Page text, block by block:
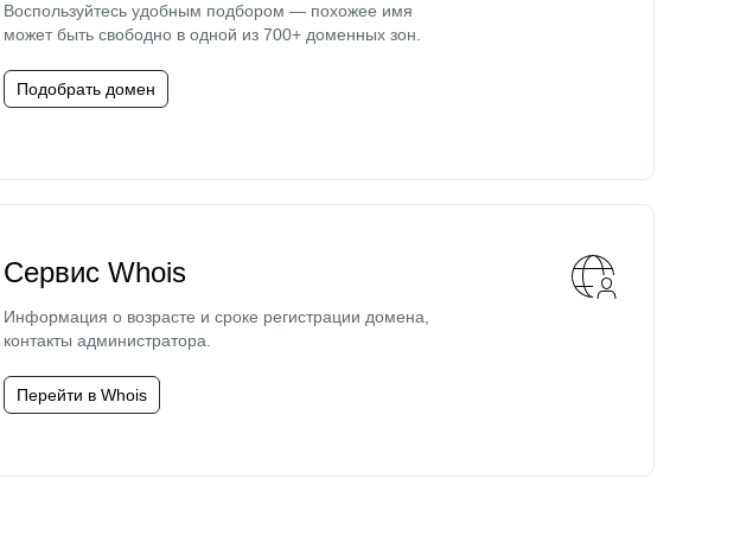
Воспользуйтесь удобным подбором — похожее имя
может быть свободно в одной из 700+ доменных зон.
Подобрать домен
Сервис Whois
Информация о возрасте и сроке регистрации домена,
контакты администратора.
Перейти в Whois